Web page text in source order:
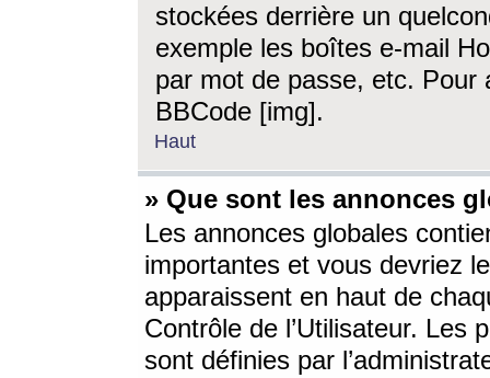
stockées derrière un
exemple les boîtes e-mail
par mot de passe, etc. Pour
BBCode [img].
Haut
» Que sont les annonces
Les annonces globales
importantes et vous devriez
apparaissent en haut de
Contrôle de l’Utilisateur. Les
sont définies par